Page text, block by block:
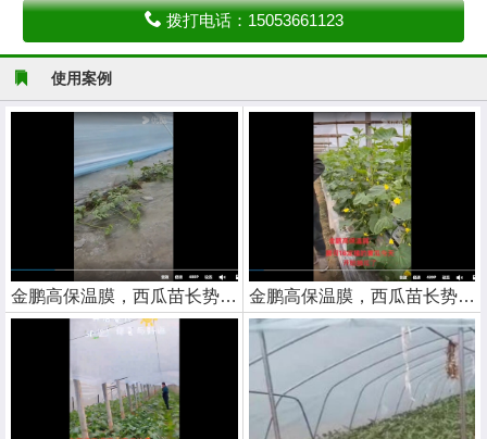
拨打电话：15053661123
使用案例
金鹏高保温膜，西瓜苗长势喜人 金鹏高保温膜，西瓜苗长势喜人